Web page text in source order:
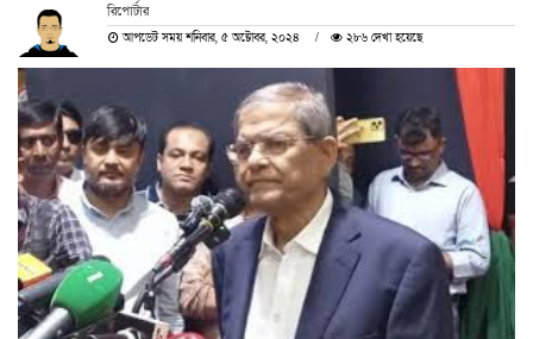
রিপোর্টার
আপডেট সময় শনিবার, ৫ অক্টোবর, ২০২৪ ২৮৬ দেখা হয়েছে